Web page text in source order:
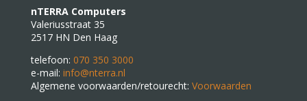
nTERRA Computers
Valeriusstraat 35
2517 HN Den Haag
telefoon: 070 350 3000
e-mail: info@nterra.nl
Algemene voorwaarden/retourecht: Voorwaarden